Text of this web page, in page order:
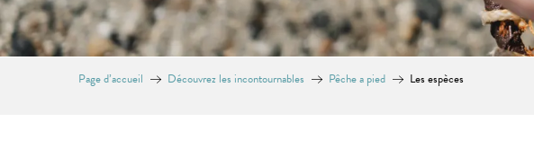
Page d’accueil Découvrez les incontournables Pêche a pied Les espèces